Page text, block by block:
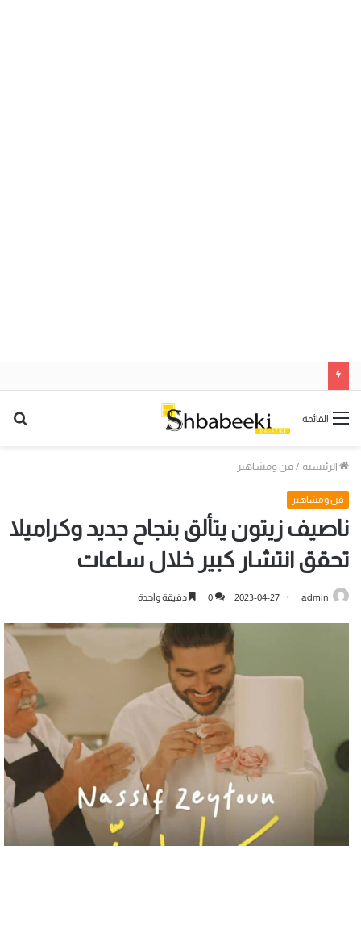
القائمة
الرئيسية / فن ومشاهير
فن ومشاهير
ناصيف زيتون يتألق بنجاح جديد وكراميلا
تحقق انتشار كبير خلال ساعات
admin
2023-04-27
0 دقيقة واحدة